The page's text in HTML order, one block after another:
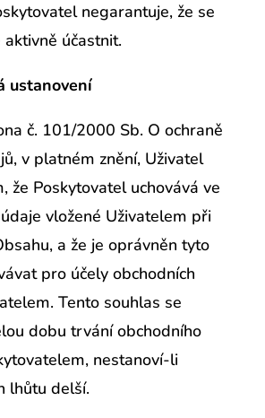
negarantuje, že se
účastnit.
ustanovení
č. 101/2000 Sb. O ochraně
v platném znění, Uživatel
že Poskytovatel uchovává ve
vložené Uživatelem při
a že je oprávněn tyto
pro účely obchodních
Tento souhlas se
dobu trvání obchodního
nestanoví-li
lhůtu delší.